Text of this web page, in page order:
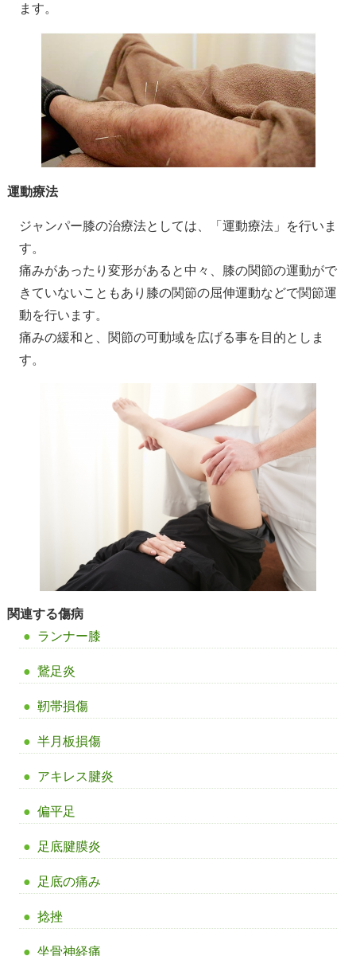
ます。
運動療法
ジャンパー膝の治療法としては、「運動療法」を行いま
す。
痛みがあったり変形があると中々、膝の関節の運動がで
きていないこともあり膝の関節の屈伸運動などで関節運
動を行います。
痛みの緩和と、関節の可動域を広げる事を目的としま
す。
関連する傷病
ランナー膝
鵞足炎
靭帯損傷
半月板損傷
アキレス腱炎
偏平足
足底腱膜炎
足底の痛み
捻挫
坐骨神経痛